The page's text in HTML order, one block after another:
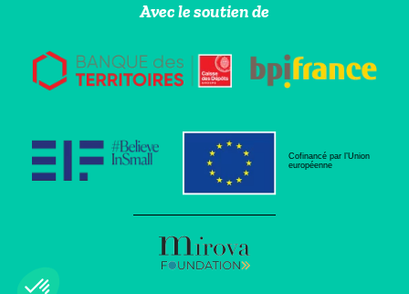
Avec le soutien de
Cofinancé par l’Union
européenne